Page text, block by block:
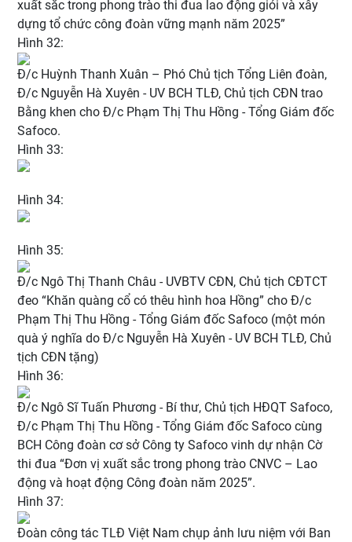
xuất sắc trong phong trào thi đua lao động giỏi và xây
dựng tổ chức công đoàn vững mạnh năm 2025”
Hình 32:
Đ/c Huỳnh Thanh Xuân – Phó Chủ tịch Tổng Liên đoàn,
Đ/c Nguyễn Hà Xuyên - UV BCH TLĐ, Chủ tịch CĐN trao
Bằng khen cho Đ/c Phạm Thị Thu Hồng - Tổng Giám đốc
Safoco.
Hình 33:
Hình 34:
Hình 35:
Đ/c Ngô Thị Thanh Châu - UVBTV CĐN, Chủ tịch CĐTCT
đeo “Khăn quàng cổ có thêu hình hoa Hồng” cho Đ/c
Phạm Thị Thu Hồng - Tổng Giám đốc Safoco (một món
quà ý nghĩa do Đ/c Nguyễn Hà Xuyên - UV BCH TLĐ, Chủ
tịch CĐN tặng)
Hình 36:
Đ/c Ngô Sĩ Tuấn Phương - Bí thư, Chủ tịch HĐQT Safoco,
Đ/c Phạm Thị Thu Hồng - Tổng Giám đốc Safoco cùng
BCH Công đoàn cơ sở Công ty Safoco vinh dự nhận Cờ
thi đua “Đơn vị xuất sắc trong phong trào CNVC – Lao
động và hoạt động Công đoàn năm 2025”.
Hình 37:
Đoàn công tác TLĐ Việt Nam chụp ảnh lưu niệm với Ban